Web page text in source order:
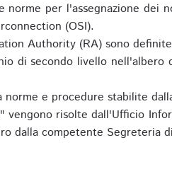
per l'assegnazione dei
(OSI).
Authority (RA) sono
di secondo livello nell'albero
e procedure stabilite
risolte dall'Ufficio
dalla competente Segreteria